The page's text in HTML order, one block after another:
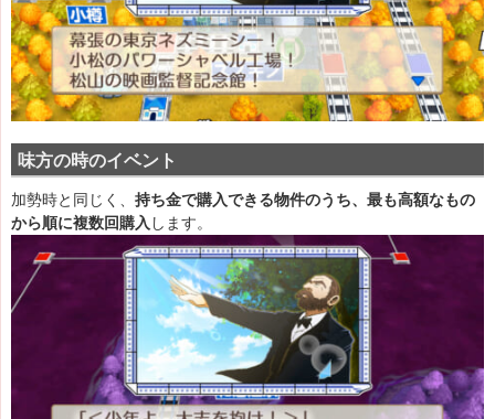
味方の時のイベント
加勢時と同じく、 持ち金で購入できる物件のうち、最も高額なもの
から順に複数回購入 します。